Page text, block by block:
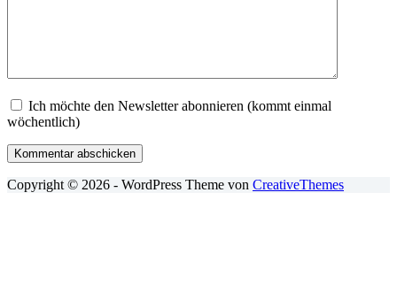
Ich möchte den Newsletter abonnieren (kommt einmal
wöchentlich)
Kommentar abschicken
Copyright © 2026 - WordPress Theme von CreativeThemes